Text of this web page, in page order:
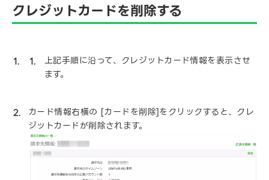
クレジットカードを削除する
上記手順に沿って、クレジットカード情報を表示させ
ます。
カード情報右横の [カードを削除]をクリックすると、クレ
ジットカードが削除されます。